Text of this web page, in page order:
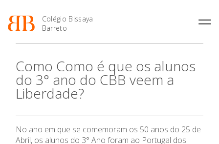
Colégio Bissaya
Barreto
Projeto Educativo
Organização
Colaboradores Docentes
Instalações
Enriquecimento Curricular
Oferta Curricular
Atividades Extracurriculares
Atividades de Interrupção
Profissionais
Matrículas
Horários e Manuais
Termalismo
Curso de Técnico/a de Apoio
à Família e à Comunidade
2027
Calendários
Portal do Professor
de Educação
SIGE
Como Como é que os alunos
do 3° ano do CBB veem a
Liberdade?
No ano em que se comemoram os 50 anos do 25 de
Abril, os alunos do 3° Ano foram ao Portugal dos